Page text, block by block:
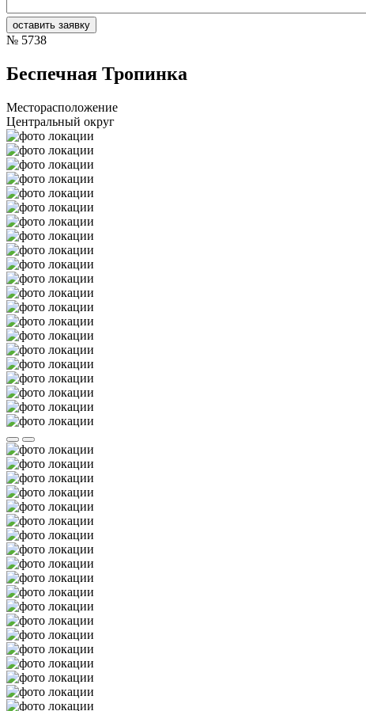
№ 5738
Беспечная Тропинка
Месторасположение
Центральный округ